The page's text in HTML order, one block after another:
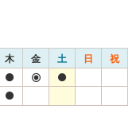
木 金 土 日 祝